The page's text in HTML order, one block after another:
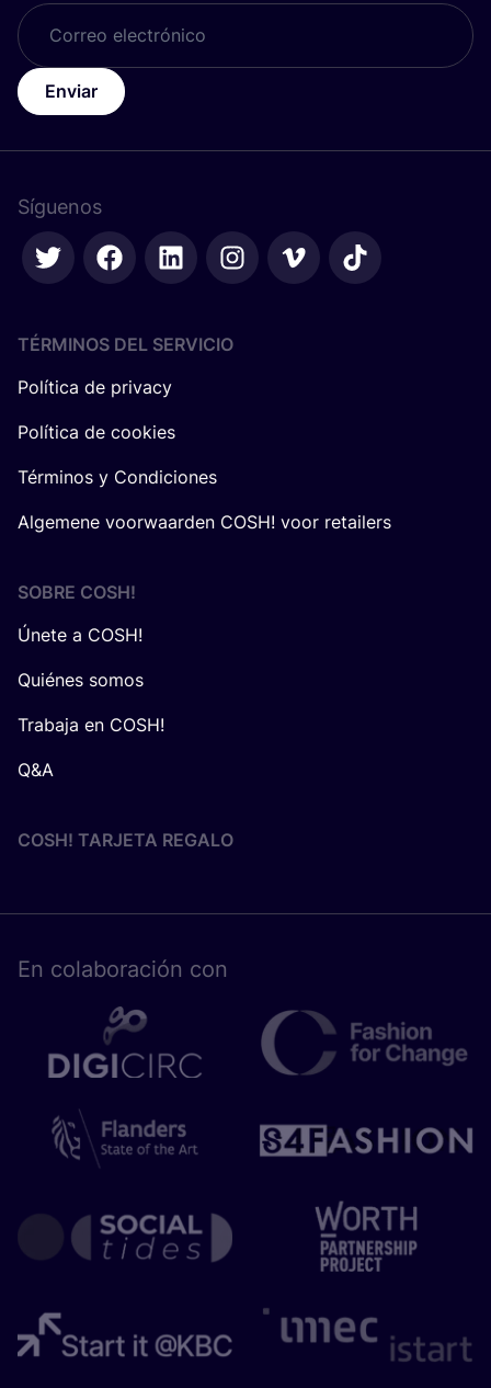
Enviar
Síguenos
TÉRMINOS DEL SERVICIO
Política de privacy
Política de cookies
Términos y Condiciones
Algemene voorwaarden COSH! voor retailers
SOBRE COSH!
Únete a COSH!
Quiénes somos
Trabaja en COSH!
Q&A
COSH! TARJETA REGALO
En cola­bo­ra­ción con